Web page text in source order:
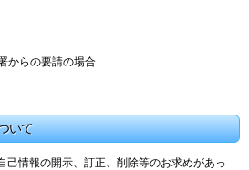
からの要請の場合
いて
己情報の開示、訂正、削除等のお求めがあっ